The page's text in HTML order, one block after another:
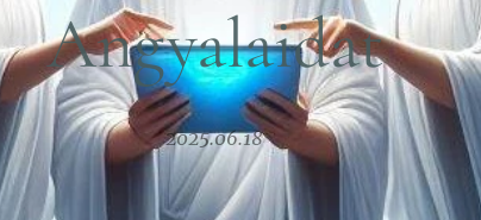
Angyalaidat
2025.06.18